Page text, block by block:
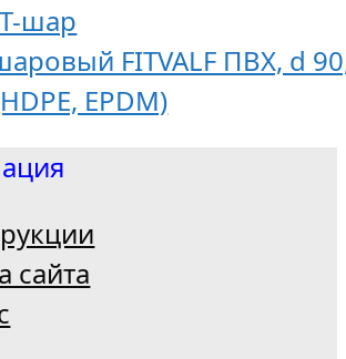
шар
FITVALF ПВХ, d
EPDM)
сайта